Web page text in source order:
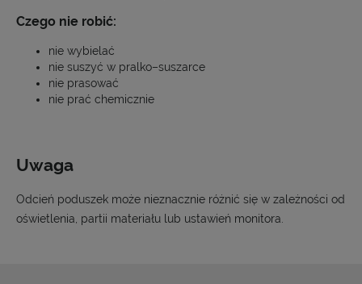
Czego nie robić:
nie wybielać
nie suszyć w pralko–suszarce
nie prasować
nie prać chemicznie
Uwaga
Odcień poduszek może nieznacznie różnić się w zależności od
oświetlenia, partii materiału lub ustawień monitora.